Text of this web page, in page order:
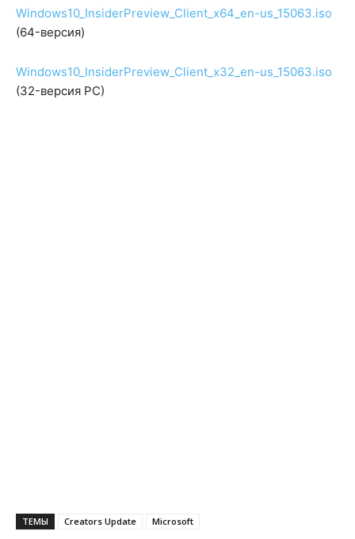
Windows10_InsiderPreview_Client_x64_en-us_15063.iso
(64-версия)
Windows10_InsiderPreview_Client_x32_en-us_15063.iso
(32-версия PC)
ТЕМЫ Creators Update Microsoft